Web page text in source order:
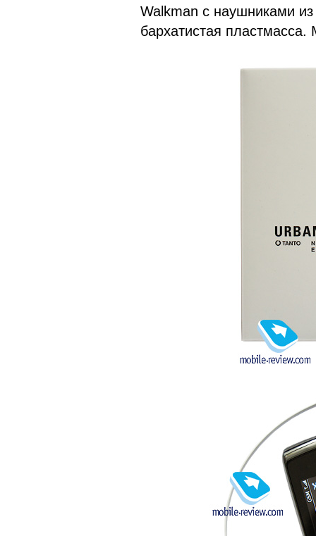
Walkman с наушниками
бархатистая